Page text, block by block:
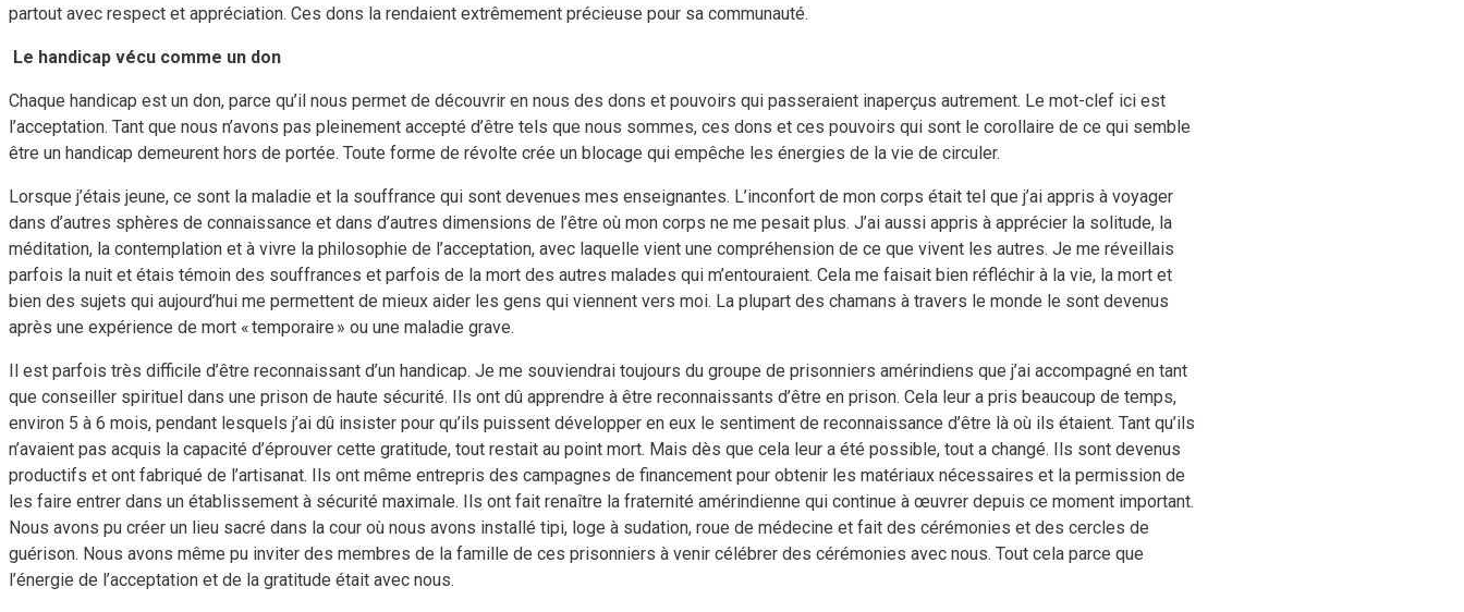
partout avec respect et appréciation. Ces dons la rendaient extrêmement précieuse pour sa communauté.
Le handicap vécu comme un don
Chaque handicap est un don, parce qu’il nous permet de découvrir en nous des dons et pouvoirs qui passeraient inaperçus autrement. Le mot-clef ici est
l’acceptation. Tant que nous n’avons pas pleinement accepté d’être tels que nous sommes, ces dons et ces pouvoirs qui sont le corollaire de ce qui semble
être un handicap demeurent hors de portée. Toute forme de révolte crée un blocage qui empêche les énergies de la vie de circuler.
Lorsque j’étais jeune, ce sont la maladie et la souffrance qui sont devenues mes enseignantes. L’inconfort de mon corps était tel que j’ai appris à voyager
dans d’autres sphères de connaissance et dans d’autres dimensions de l’être où mon corps ne me pesait plus. J’ai aussi appris à apprécier la solitude, la
méditation, la contemplation et à vivre la philosophie de l’acceptation, avec laquelle vient une compréhension de ce que vivent les autres. Je me réveillais
parfois la nuit et étais témoin des souffrances et parfois de la mort des autres malades qui m’entouraient. Cela me faisait bien réfléchir à la vie, la mort et
bien des sujets qui aujourd’hui me permettent de mieux aider les gens qui viennent vers moi. La plupart des chamans à travers le monde le sont devenus
après une expérience de mort « temporaire » ou une maladie grave.
Il est parfois très difficile d’être reconnaissant d’un handicap. Je me souviendrai toujours du groupe de prisonniers amérindiens que j’ai accompagné en tant
que conseiller spirituel dans une prison de haute sécurité. Ils ont dû apprendre à être reconnaissants d’être en prison. Cela leur a pris beaucoup de temps,
environ 5 à 6 mois, pendant lesquels j’ai dû insister pour qu’ils puissent développer en eux le sentiment de reconnaissance d’être là où ils étaient. Tant qu’ils
n’avaient pas acquis la capacité d’éprouver cette gratitude, tout restait au point mort. Mais dès que cela leur a été possible, tout a changé. Ils sont devenus
productifs et ont fabriqué de l’artisanat. Ils ont même entrepris des campagnes de financement pour obtenir les matériaux nécessaires et la permission de
les faire entrer dans un établissement à sécurité maximale. Ils ont fait renaître la fraternité amérindienne qui continue à œuvrer depuis ce moment important.
Nous avons pu créer un lieu sacré dans la cour où nous avons installé tipi, loge à sudation, roue de médecine et fait des cérémonies et des cercles de
guérison. Nous avons même pu inviter des membres de la famille de ces prisonniers à venir célébrer des cérémonies avec nous. Tout cela parce que
l’énergie de l’acceptation et de la gratitude était avec nous.